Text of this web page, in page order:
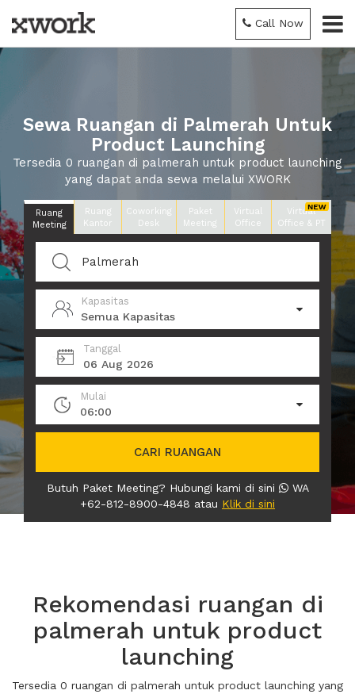
Call Now
Sewa Ruangan di Palmerah Untuk
Product Launching
Tersedia 0 ruangan di palmerah untuk product launching
yang dapat anda sewa melalui XWORK
Ruang
Meeting
Ruang
Kantor
Coworking
Desk
Paket
Meeting
Virtual
Office
Virtual
Office & PT
Kapasitas
Semua Kapasitas
Tanggal
06 Aug 2026
Mulai
06:00
CARI RUANGAN
Butuh Paket Meeting? Hubungi kami di sini
WA
+62-812-8900-4848 atau Klik di sini
Rekomendasi ruangan di
palmerah untuk product
launching
Tersedia 0 ruangan di palmerah untuk product launching yang